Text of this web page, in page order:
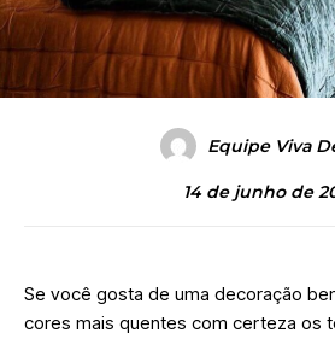
Equipe Viva
14 de junho de
Se você gosta de uma decoração
cores mais quentes com certeza os